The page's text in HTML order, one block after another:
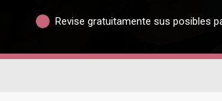
Revise gratuitamente sus posibles